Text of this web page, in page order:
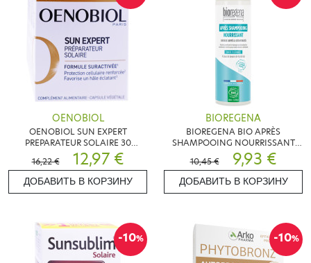
OENOBIOL
OENOBIOL SUN EXPERT
PREPARATEUR SOLAIRE 30
CAPSULES
16,22 € 12,97 €
ДОБАВИТЬ В КОРЗИНУ
BIOREGENA
BIOREGENA BIO APRÈS
SHAMPOOING NOURRISSANT
200ML
10,45 € 9,93 €
ДОБАВИТЬ В КОРЗИНУ
-10% -10%